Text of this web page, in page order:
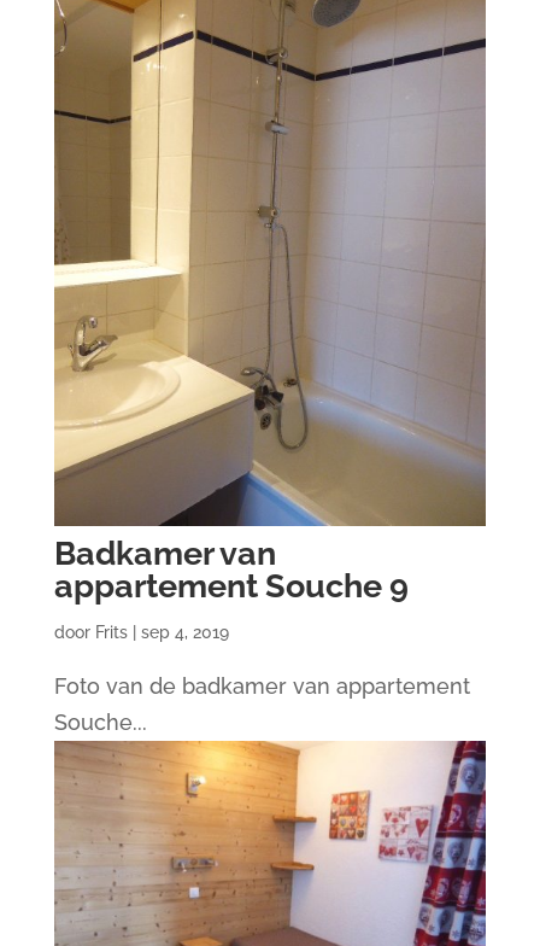
Badkamer van
appartement Souche 9
door Frits| sep 4, 2019
Foto van de badkamer van appartement
Souche...